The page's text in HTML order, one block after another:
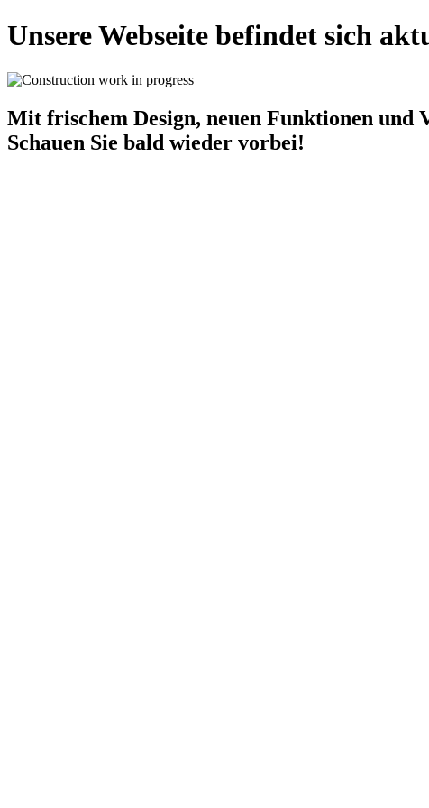
Unsere Webseite befindet sich
Mit frischem Design, neuen Funktionen und
Schauen Sie bald wieder vorbei!